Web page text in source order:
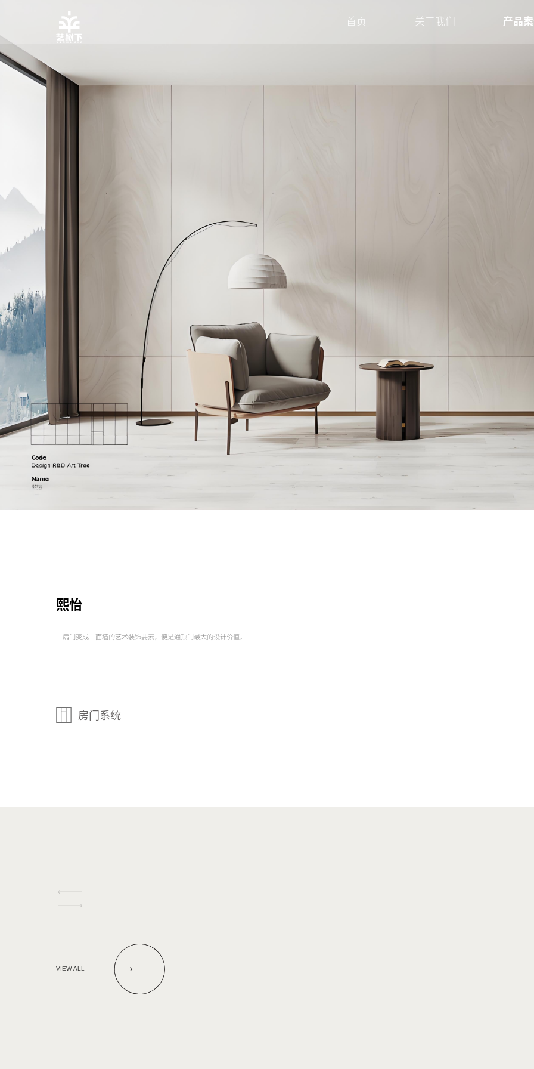
首页 关于我们 产品案
熙怡
一扇门变成一面墙的艺术装饰要素，便是通顶门最大的设计价值。
房门系统